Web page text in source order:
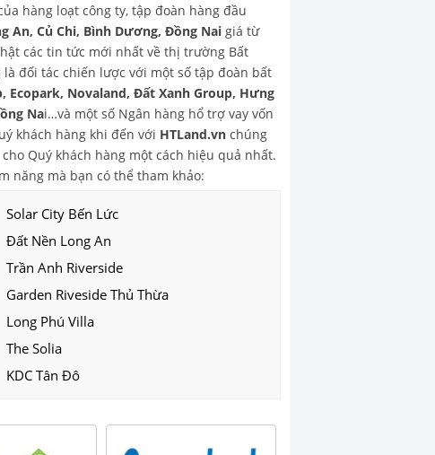
hàng loạt công ty, tập đoàn hàng đầu
An, Củ Chi, Bình Dương, Đồng Nai giá từ
các tin tức mới nhất về thị trường Bất
đối tác chiến lược với một số tập đoàn bất
Ecopark, Novaland, Đất Xanh Group, Hưng
Nai…và một số Ngân hàng hổ trợ vay vốn
khách hàng khi đến với HTLand.vn chúng
Quý khách hàng một cách hiệu quả nhất.
năng mà bạn có thể tham khảo:
Solar City Bến Lức
Đất Nền Long An
Trần Anh Riverside
Garden Riveside Thủ Thừa
Long Phú Villa
The Solia
KDC Tân Đô